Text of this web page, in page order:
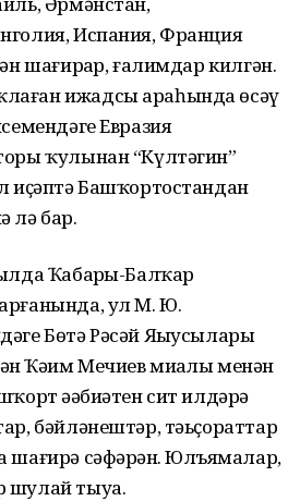
Испания, Франция
шағирҙар, ғалимдар килгән.
ижадсы араһында өсәү
Евразия
ҡулынан “Күлтәгин”
иҫәптә Башҡортостандан
лә бар.
Ҡабарҙы-Балҡар
ул М. Ю.
Бөтә Рәсәй Яҙыусылары
Ҡәҙим Мечиев миҙалы менән
әҙәбиәтен сит илдәрҙә
бәйләнештәр, тәьҫораттар
сәфәрҙән. Юлъяҙмалар,
шулай тыуа.